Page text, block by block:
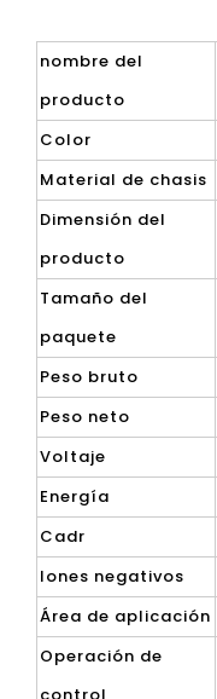
nombre del
producto
Color
Material de chasis
Dimensión del
producto
Tamaño del
paquete
Peso bruto
Peso neto
Voltaje
Energía
Cadr
Iones negativos
Área de aplicación
Operación de